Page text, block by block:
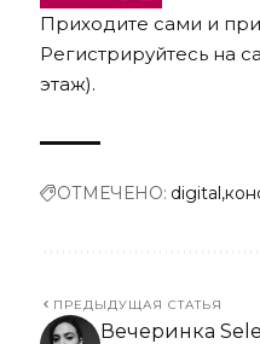
Приходите сами и
Регистрируйтесь на
этаж).
ОТМЕЧЕНО: digital
ПРЕДЫДУЩАЯ СТАТЬЯ
Вечеринка